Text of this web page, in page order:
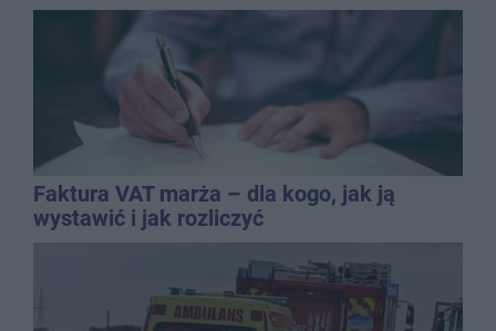
Faktura VAT marża – dla kogo, jak ją
wystawić i jak rozliczyć